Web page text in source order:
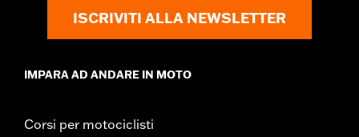
ISCRIVITI ALLA NEWSLETTER
IMPARA AD ANDARE IN MOTO
Corsi per motociclisti